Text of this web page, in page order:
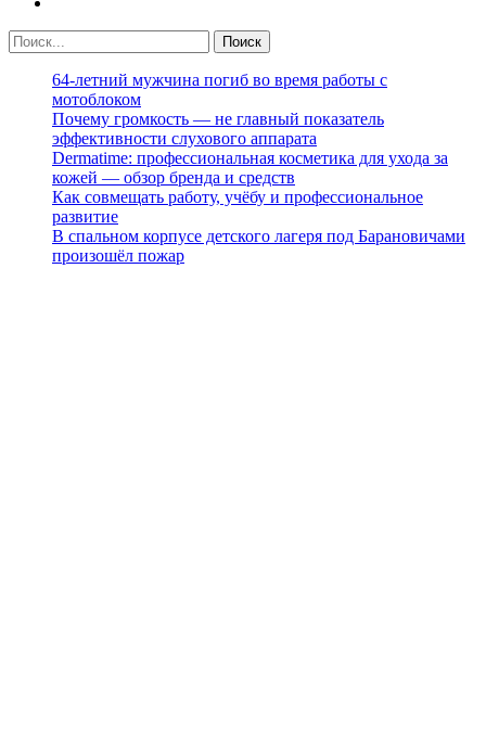
64-летний мужчина погиб во время работы с
мотоблоком
Почему громкость — не главный показатель
эффективности слухового аппарата
Dermatime: профессиональная косметика для ухода за
кожей — обзор бренда и средств
Как совмещать работу, учёбу и профессиональное
развитие
В спальном корпусе детского лагеря под Барановичами
произошёл пожар